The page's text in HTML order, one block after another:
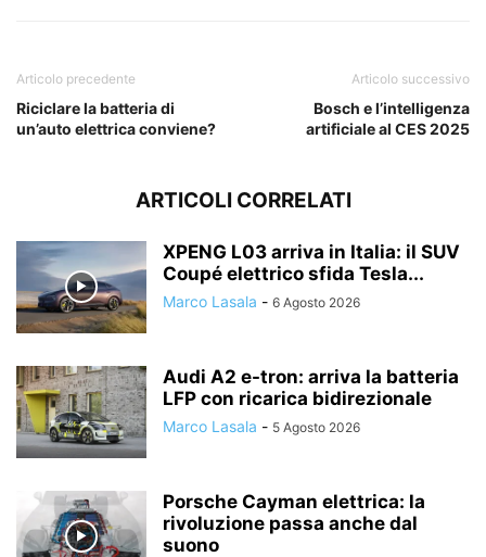
Articolo precedente
Riciclare la batteria di
un’auto elettrica conviene?
Articolo successivo
Bosch e l’intelligenza
artificiale al CES 2025
ARTICOLI CORRELATI
XPENG L03 arriva in Italia: il SUV
Coupé elettrico sfida Tesla...
Marco Lasala - 6 Agosto 2026
Audi A2 e-tron: arriva la batteria
LFP con ricarica bidirezionale
Marco Lasala - 5 Agosto 2026
Porsche Cayman elettrica: la
rivoluzione passa anche dal
suono